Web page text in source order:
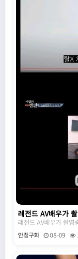
레전드 AV배우가
레전드 AV배우가 촬영
안정구화 08-09